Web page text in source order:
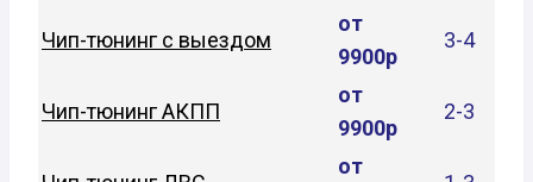
Чип-тюнинг с выездом
от
9900р
3-4
Чип-тюнинг АКПП
от
9900р
2-3
от